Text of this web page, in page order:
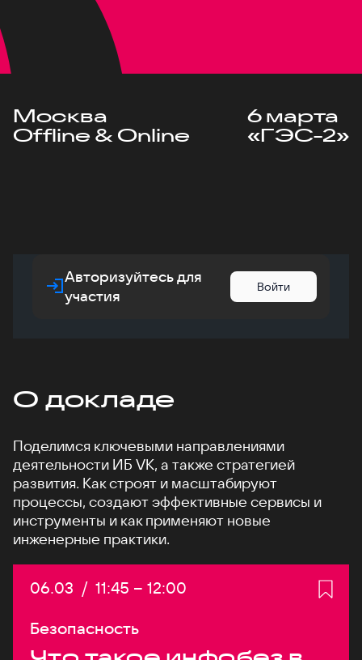
Москва
Offline & Online
6 марта
«ГЭС-2»
Авторизуйтесь для
участия
Войти
О докладе
Поделимся ключевыми направлениями
деятельности ИБ VK, а также стратегией
развития. Как строят и масштабируют
процессы, создают эффективные сервисы и
инструменты и как применяют новые
инженерные практики.
Дата:
06.03 / Начало:
11:45 – Конец:
12:00
Безопасность